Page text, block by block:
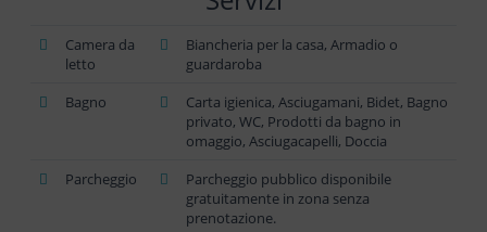
Camera da
letto
Biancheria per la casa, Armadio o
guardaroba
Bagno
Carta igienica, Asciugamani, Bidet, Bagno
privato, WC, Prodotti da bagno in
omaggio, Asciugacapelli, Doccia
Parcheggio
Parcheggio pubblico disponibile
gratuitamente in zona senza
prenotazione.